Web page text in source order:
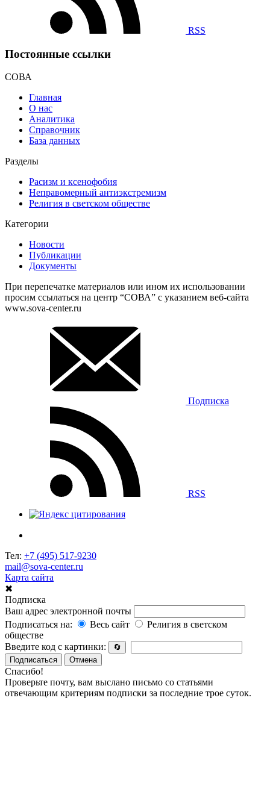
RSS
Постоянные ссылки
СОВА
Главная
О нас
Аналитика
Справочник
База данных
Разделы
Расизм и ксенофобия
Неправомерный антиэкстремизм
Религия в светском обществе
Категории
Новости
Публикации
Документы
При перепечатке материалов или ином их использовании
просим ссылаться на центр “СОВА” с указанием веб-сайта
www.sova-center.ru
Подписка
RSS
Тел: +7 (495) 517-9230
mail@sova-center.ru
Карта сайта
✖
Подписка
Ваш адрес электронной почты
Подписаться на:
Весь сайт
Религия в светском
обществе
Введите код с картинки:
🔄
Подписаться
Отмена
Спасибо!
Проверьте почту, вам выслано письмо со статьями
отвечающим критериям подписки за последние трое суток.